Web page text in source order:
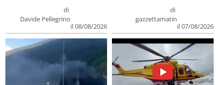
di
Davide Pellegrino
il 08/08/2026
di
gazzettamatin
il 07/08/2026